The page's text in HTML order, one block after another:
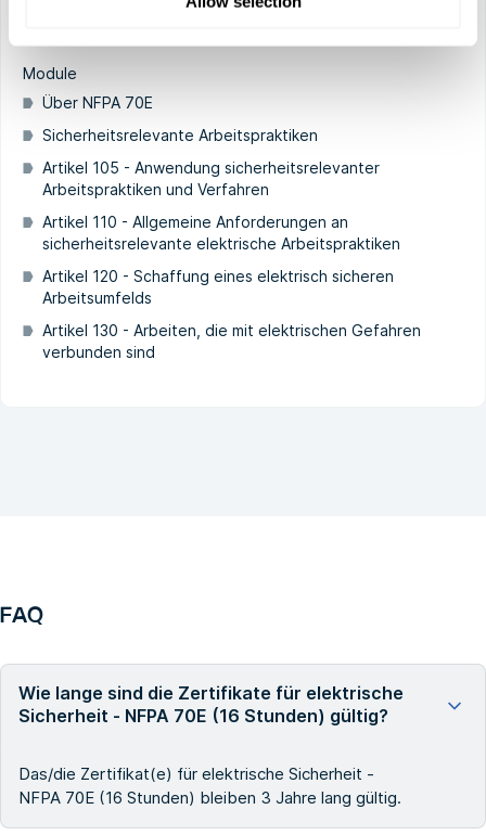
Module
Über NFPA 70E
Sicherheitsrelevante Arbeitspraktiken
Artikel 105 - Anwendung sicherheitsrelevanter
Arbeitspraktiken und Verfahren
Artikel 110 - Allgemeine Anforderungen an
sicherheitsrelevante elektrische Arbeitspraktiken
Artikel 120 - Schaffung eines elektrisch sicheren
Arbeitsumfelds
Artikel 130 - Arbeiten, die mit elektrischen Gefahren
verbunden sind
FAQ
Wie lange sind die Zertifikate für elektrische
Sicherheit - NFPA 70E (16 Stunden) gültig?
Das/die Zertifikat(e) für elektrische Sicherheit -
NFPA 70E (16 Stunden) bleiben 3 Jahre lang gültig.